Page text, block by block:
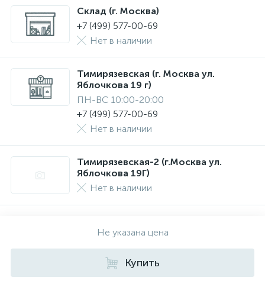
Склад (г. Москва)
+7 (499) 577-00-69
Нет в наличии
Тимирязевская (г. Москва ул.
Яблочкова 19 г)
ПН-ВС 10:00-20:00
+7 (499) 577-00-69
Нет в наличии
Тимирязевская-2 (г.Москва ул.
Яблочкова 19Г)
Нет в наличии
Не указана цена
Купить